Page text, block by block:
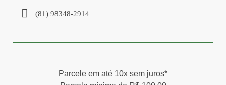
(81) 98348-2914
Parcele em até 10x sem juros*